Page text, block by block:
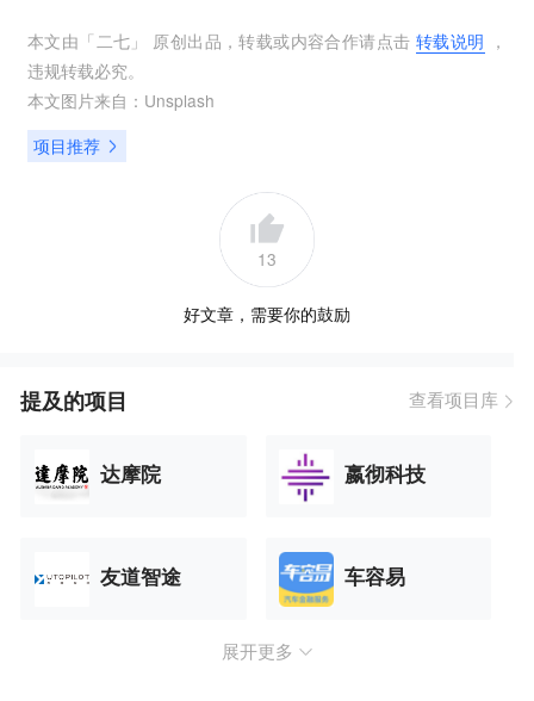
本文由「二七 」 原创出品，转载或内容合作请点击 转载说明 ，
违规转载必究。
本文图片来自： Unsplash
项目推荐
13
好文章，需要你的鼓励
提及的项目 查看项目库
达摩院 嬴彻科技
友道智途 车容易
展开更多